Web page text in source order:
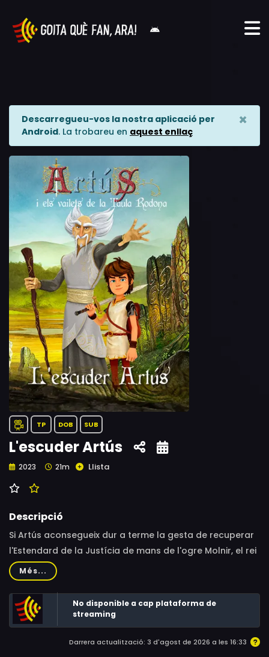
Descarregueu-vos la nostra aplicació per
Android. La trobareu en aquest enllaç
×
TP DOB SUB
L'escuder Artús
2023 21m Llista
Descripció
Si Artús aconsegueix dur a terme la gesta de recuperar
l'Estendard de la Justícia de mans de l'ogre Molnir, el rei
el farà escuder. L'Artús es posa en marxa tot sol, però
en Tristany, en Galvany i en Sagramor no volen que la
glòria sigui només per l'Artús.
Més...
No disponible a cap plataforma de
streaming
Darrera actualització: 3 d'agost de 2026 a les 16:33